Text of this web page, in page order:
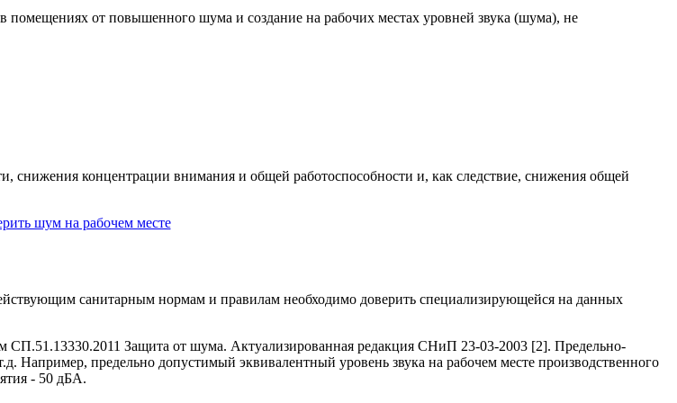
помещениях от повышенного шума и создание на рабочих местах уровней звука (шума), не
концентрации внимания и общей работоспособности и, как следствие, снижения общей
шум на рабочем месте
санитарным нормам и правилам необходимо доверить специализирующейся на данных
СП.51.13330.2011 Защита от шума. Актуализированная редакция СНиП 23-03-2003 [2]. Предельно-
предельно допустимый эквивалентный уровень звука на рабочем месте производственного
- 50 дБА.